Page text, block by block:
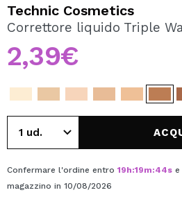
Creando un account su
acquisti velocemente, controllare
consultare le tue operazioni
CREARE UN
Technic Cosmetics
Correttore liquido Triple
2,39€
Confermare l'ordine entro 19h:19m:44s e
magazzino in 10/08/2026